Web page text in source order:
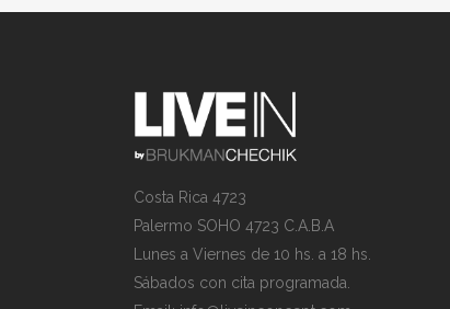
Costa Rica 4723
Palermo SOHO 4723 C.A.B.A
Lunes a Viernes de 10 hs. a 18 hs.
Sábados con cita programada.